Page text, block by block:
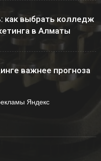
как выбрать колледж
в Алматы
важнее прогноза
Яндекс